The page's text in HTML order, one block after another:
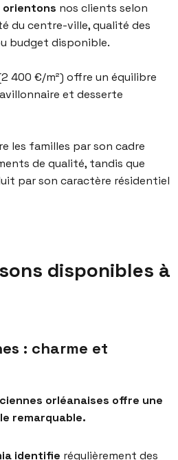
orientons nos clients selon
du centre-ville, qualité des
budget disponible.
400 €/m²) offre un équilibre
et desserte
les familles par son cadre
de qualité, tandis que
par son caractère résidentiel
disponibles à
: charme et
orléanaises offre une
remarquable.
identifie régulièrement des